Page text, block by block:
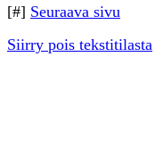
[#] Seuraava sivu
Siirry pois tekstitilasta